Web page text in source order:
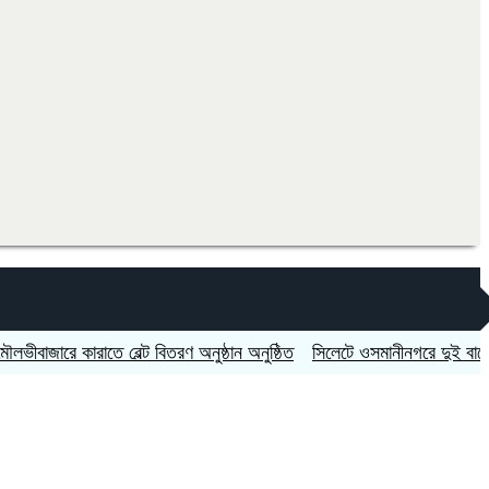
কারাতে বেল্ট বিতরণ অনুষ্ঠান অনুষ্ঠিত সিলেটে ওসমানীনগরে দুই বাসের